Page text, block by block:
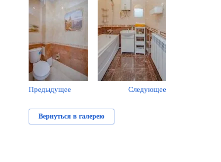
Предыдущее Следующее
Вернуться в галерею